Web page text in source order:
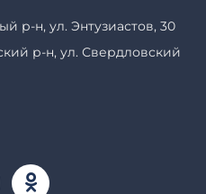
р-н, ул. Энтузиастов, 30
р-н, ул. Свердловский